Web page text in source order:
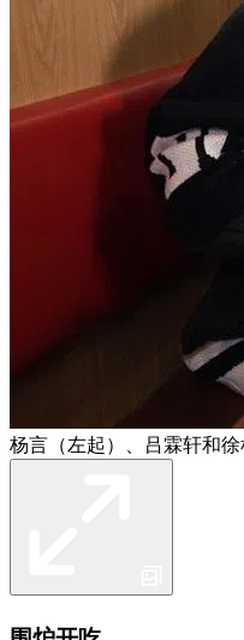
杨言（左起）、吕霖轩和